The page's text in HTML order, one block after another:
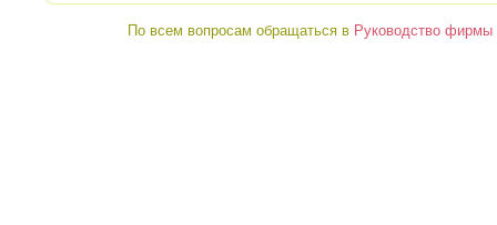
По всем вопросам обращаться в Руководство